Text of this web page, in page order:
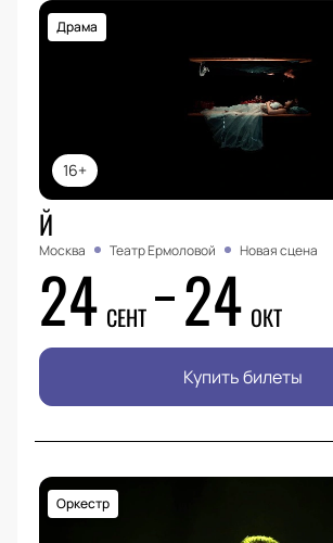
16+
Драма
Й
Москва Театр Ермоловой Новая сцена
24 СЕНТ 24 ОКТ
Купить билеты
Оркестр